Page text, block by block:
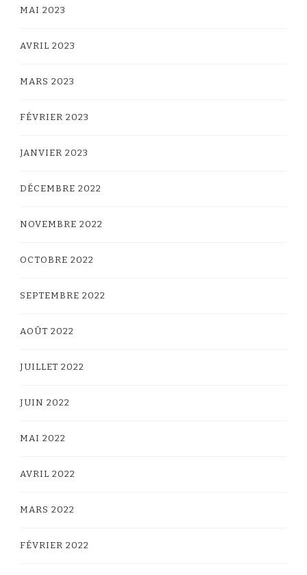
MAI 2023
AVRIL 2023
MARS 2023
FÉVRIER 2023
JANVIER 2023
DÉCEMBRE 2022
NOVEMBRE 2022
OCTOBRE 2022
SEPTEMBRE 2022
AOÛT 2022
JUILLET 2022
JUIN 2022
MAI 2022
AVRIL 2022
MARS 2022
FÉVRIER 2022